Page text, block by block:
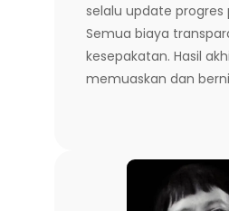
selalu update progres
Semua biaya
kesepakatan. Hasil
memuaskan dan